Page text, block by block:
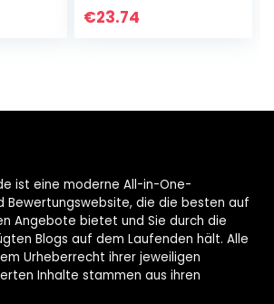
(=81.000mg reiner
€23.74
ist eine moderne All-in-One-
Bewertungswebsite, die die besten auf
Angebote bietet und Sie durch die
Blogs auf dem Laufenden hält. Alle
Urheberrecht ihrer jeweiligen
Inhalte stammen aus ihren